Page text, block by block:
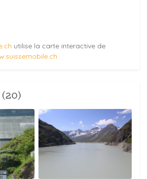
utilise la carte interactive de
(20)